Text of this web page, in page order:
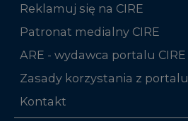
Reklamuj się na CIRE
Patronat medialny CIRE
ARE - wydawca portalu CIRE
Zasady korzystania z portalu
Kontakt